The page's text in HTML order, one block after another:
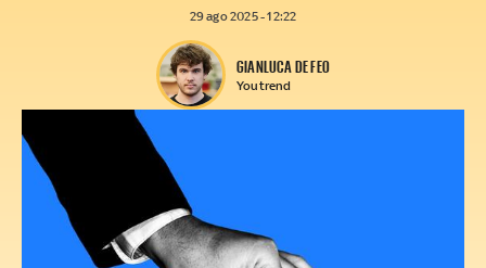
29 ago 2025 - 12:22
GIANLUCA DE FEO
Youtrend